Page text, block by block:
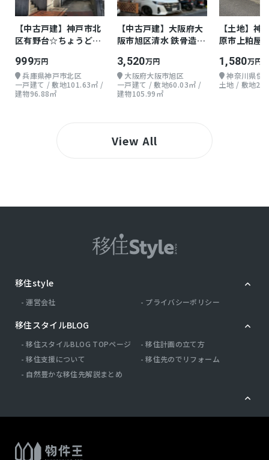
【中古戸建】神戸市北
区有野台☆ちょうどよ
999万円
兵庫県神戸市北区
一戸建て / 敷地101.63㎡ /
建物96.88㎡
【中古戸建】大阪府大
阪市旭区清水 鉄骨造
3,520万円
大阪府大阪市旭区
一戸建て / 敷地60.03㎡ /
建物105.99㎡
【土地】神
原市上粕屋
1,580万円
神奈川県伊
土地 / 敷地
View All
移住style
運営会社 プライバシーポリシー
移住スタイルBLOG
移住スタイルBLOG TOPページ
移住計画の立て方
移住支援について
移住先のでリフォーム
自然豊かな移住先解説まとめ